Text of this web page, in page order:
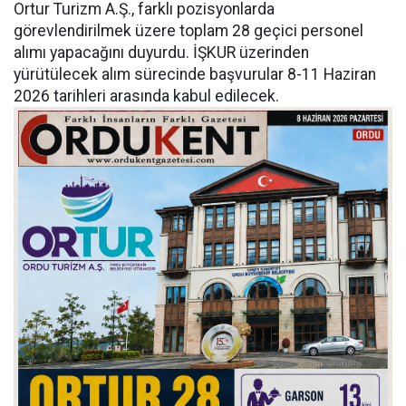
Ortur Turizm A.Ş., farklı pozisyonlarda
görevlendirilmek üzere toplam 28 geçici personel
alımı yapacağını duyurdu. İŞKUR üzerinden
yürütülecek alım sürecinde başvurular 8-11 Haziran
2026 tarihleri arasında kabul edilecek.